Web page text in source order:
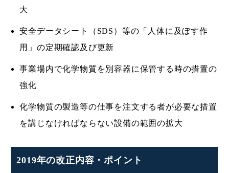
大
安全データシート（SDS）等の「人体に及ぼす作
用」の定期確認及び更新
事業場内で化学物質を別容器に保管する時の措置の
強化
化学物質の製造等の仕事を注文する者が必要な措置
を講じなければならない設備の範囲の拡大
2019年の改正内容・ポイント